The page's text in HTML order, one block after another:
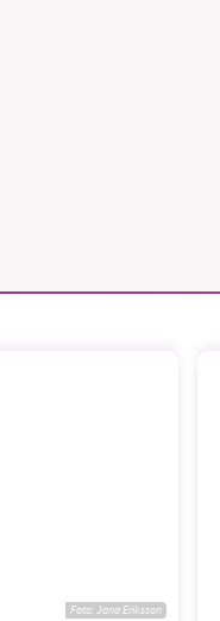
Foto: Jana Eriksson
hjälpa oss.